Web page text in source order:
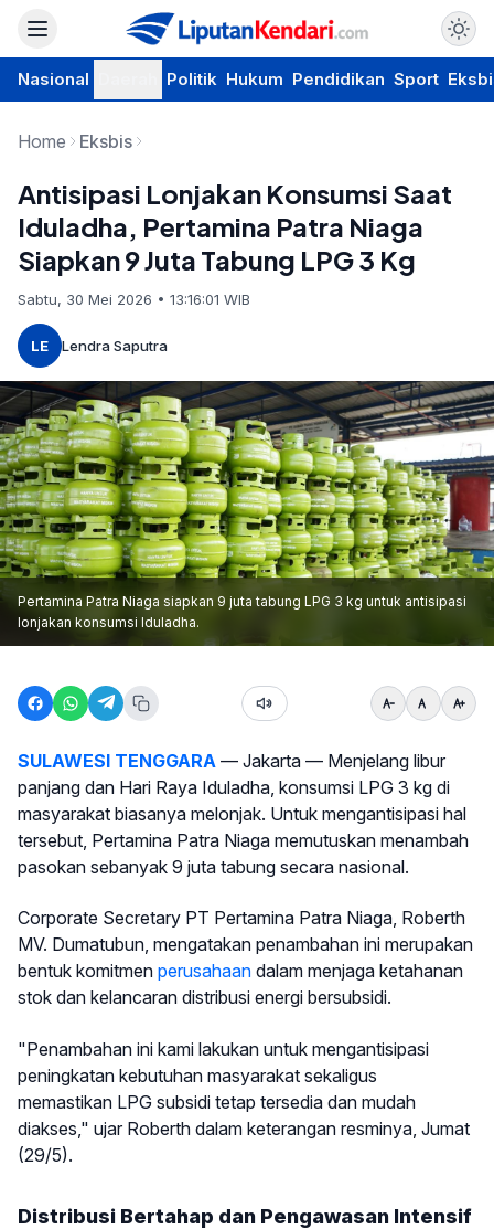
Nasional Politik Hukum Pendidikan Sport
Home Eksbis
Antisipasi Lonjakan Konsumsi Saat
Iduladha, Pertamina Patra Niaga
Siapkan 9 Juta Tabung LPG 3 Kg
Sabtu, 30 Mei 2026 • 13:16:01 WIB
LE Lendra Saputra
Pertamina Patra Niaga siapkan 9 juta tabung LPG 3 kg untuk antisipasi
lonjakan konsumsi Iduladha.
SULAWESI TENGGARA — Jakarta — Menjelang libur
panjang dan Hari Raya Iduladha, konsumsi LPG 3 kg di
masyarakat biasanya melonjak. Untuk mengantisipasi hal
tersebut, Pertamina Patra Niaga memutuskan menambah
pasokan sebanyak 9 juta tabung secara nasional.
Corporate Secretary PT Pertamina Patra Niaga, Roberth
MV. Dumatubun, mengatakan penambahan ini merupakan
bentuk komitmen perusahaan dalam menjaga ketahanan
stok dan kelancaran distribusi energi bersubsidi.
"Penambahan ini kami lakukan untuk mengantisipasi
peningkatan kebutuhan masyarakat sekaligus
memastikan LPG subsidi tetap tersedia dan mudah
diakses," ujar Roberth dalam keterangan resminya, Jumat
(29/5).
Distribusi Bertahap dan Pengawasan Intensif